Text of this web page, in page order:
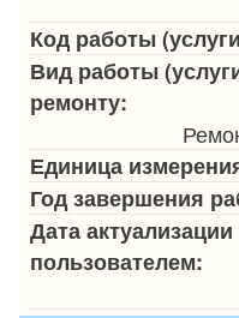
Код работы
Вид работы
ремонту:
Единица
Год завершения
Дата
пользователем: